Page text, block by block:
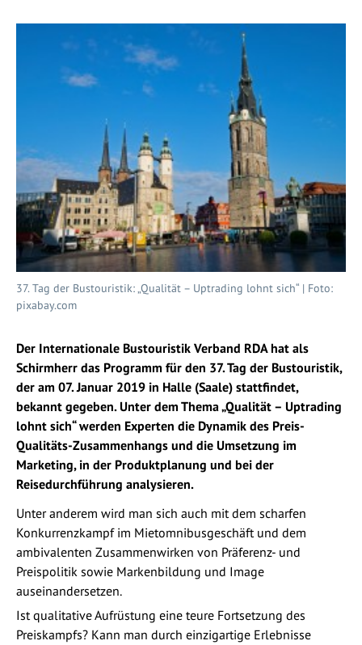
37. Tag der Bustouristik: „Qualität – Uptrading lohnt sich“ | Foto:
pixabay.com
Der Internationale Bustouristik Verband RDA hat als
Schirmherr das Programm für den 37. Tag der Bustouristik,
der am 07. Januar 2019 in Halle (Saale) stattfindet,
bekannt gegeben. Unter dem Thema „Qualität – Uptrading
lohnt sich“ werden Experten die Dynamik des Preis-
Qualitäts-Zusammenhangs und die Umsetzung im
Marketing, in der Produktplanung und bei der
Reisedurchführung analysieren.
Unter anderem wird man sich auch mit dem scharfen
Konkurrenzkampf im Mietomnibusgeschäft und dem
ambivalenten Zusammenwirken von Präferenz- und
Preispolitik sowie Markenbildung und Image
auseinandersetzen.
Ist qualitative Aufrüstung eine teure Fortsetzung des
Preiskampfs? Kann man durch einzigartige Erlebnisse